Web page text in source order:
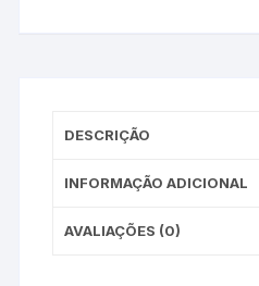
DESCRIÇÃO
INFORMAÇÃO ADICIONAL
AVALIAÇÕES (0)